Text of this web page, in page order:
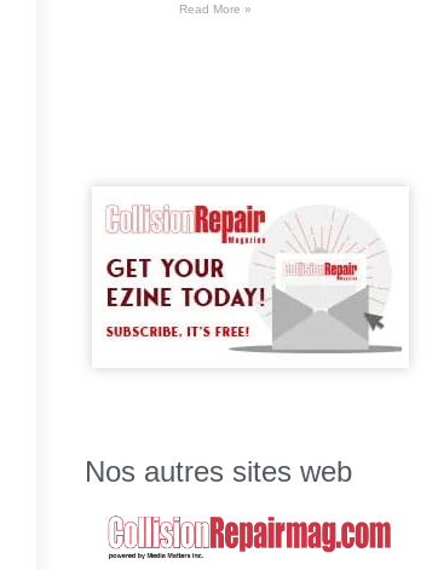
Read More »
Nos autres sites web